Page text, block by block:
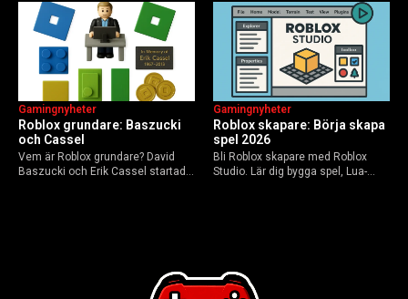
AI-drivna innovationer.
Roblox grundare: Baszucki
och Cassel
Gamingnyheter
Vem är Roblox grundare? David
Baszucki och Erik Cassel startade
Roblox skapare: Börja skapa
spel 2026
Gamingnyheter
Bli Roblox skapare med Roblox
Studio. Lär dig bygga spel, Lua-